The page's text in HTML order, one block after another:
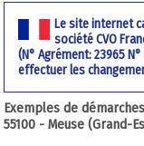
Le site internet
société CVO
(N° Agrément: 23965
effectuer les
Exemples de
55100 - Meuse (Grand-